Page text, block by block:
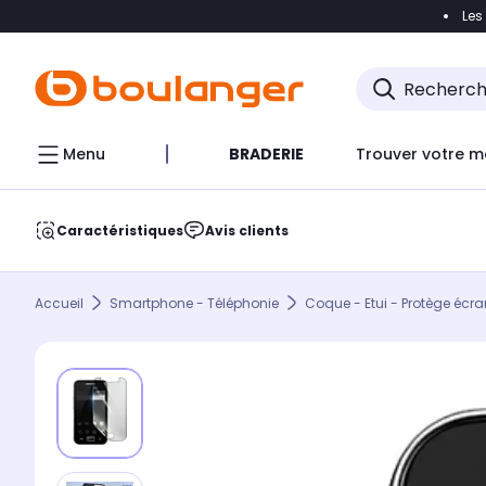
Accéder
Menu BRADERIE Trouver votre
Caractéristiques Avis clients
Accueil Smartphone - Téléphonie Coque - Etui - Protège